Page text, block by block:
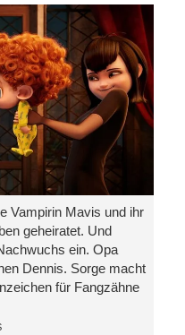
Vampirin Mavis und ihr
geheiratet. Und
ein. Opa
Dennis. Sorge macht
für Fangzähne